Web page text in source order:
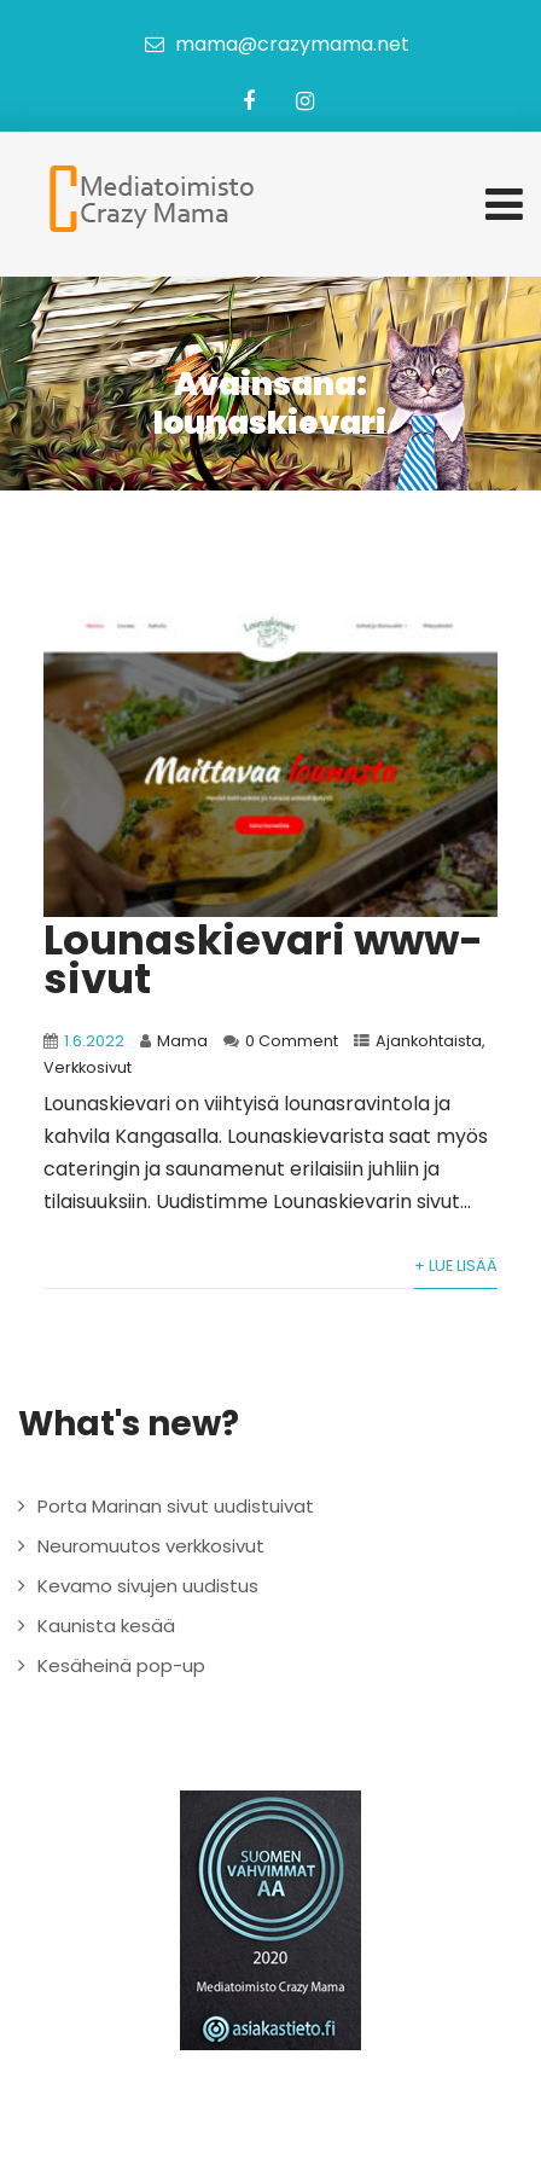
mama@crazymama.net
Avainsana:
lounaskievari
Lounaskievari www-
sivut
1.6.2022 Mama 0 Comment Ajankohtaista,
Verkkosivut
Lounaskievari on viihtyisä lounasravintola ja
kahvila Kangasalla. Lounaskievarista saat myös
cateringin ja saunamenut erilaisiin juhliin ja
tilaisuuksiin. Uudistimme Lounaskievarin sivut...
+ LUE LISÄÄ
What's new?
Porta Marinan sivut uudistuivat
Neuromuutos verkkosivut
Kevamo sivujen uudistus
Kaunista kesää
Kesäheinä pop-up